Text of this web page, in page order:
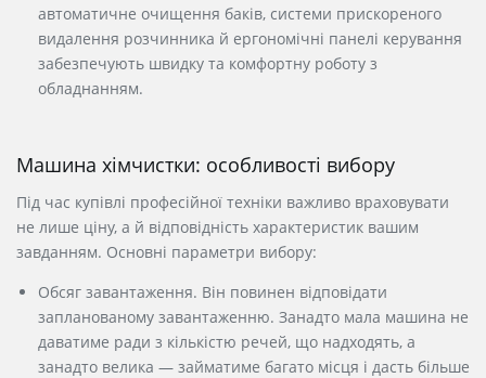
автоматичне очищення баків, системи прискореного
видалення розчинника й ергономічні панелі керування
забезпечують швидку та комфортну роботу з
обладнанням.
Машина хімчистки: особливості вибору
Під час купівлі професійної техніки важливо враховувати
не лише ціну, а й відповідність характеристик вашим
завданням. Основні параметри вибору:
Обсяг завантаження. Він повинен відповідати
запланованому завантаженню. Занадто мала машина не
даватиме ради з кількістю речей, що надходять, а
занадто велика — займатиме багато місця і дасть більше